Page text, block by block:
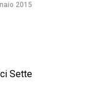
2015
Sette